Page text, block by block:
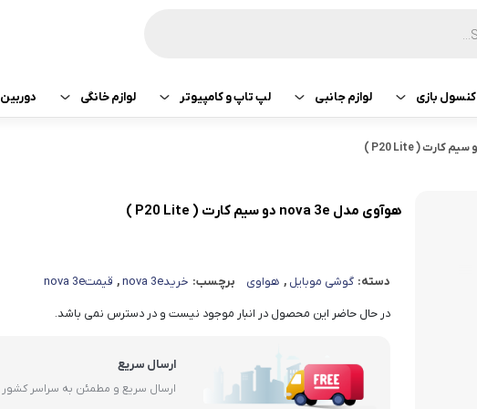
تبلت هوآوی
کنسول بازی
کنسول بازی سونی
لوازم جانبی
هندزفری هایلو
لپ تاپ و کامپیوتر
قطعات کامپیوتر
لوازم خانگی
کولر و لوازم سرمایشی
آبمیوه گیری
دوربین
هوآوی مدل nova 3e دو سیم کارت ( P20 Lite )
دسته: گوشی موبایل , هواوی برچسب: خریدnova 3e , قیمتnova 3e
در حال حاضر این محصول در انبار موجود نیست و در دسترس نمی باشد.
ارسال سریع
ارسال سریع و مطمئن به سراسر کشور